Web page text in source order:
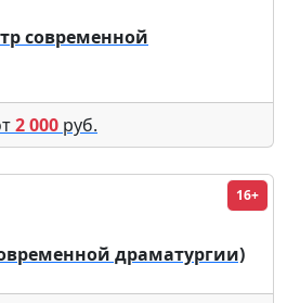
современной
2 000 руб.
16+
драматургии)